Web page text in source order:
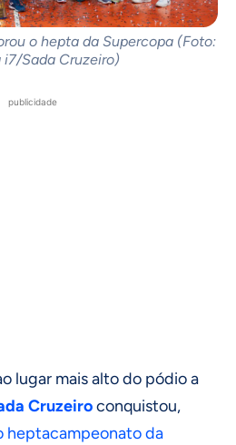
o hepta da Supercopa (Foto:
Sada Cruzeiro)
publicidade
lugar mais alto do pódio a
Cruzeiroconquistou,
heptacampeonato da